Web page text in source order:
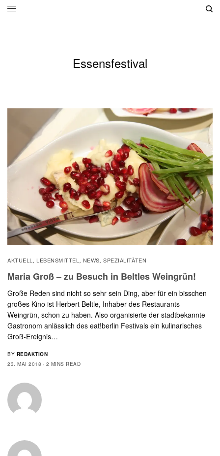
Essensfestival
AKTUELL, LEBENSMITTEL, NEWS, SPEZIALITÄTEN
Maria Groß – zu Besuch in Beltles Weingrün!
Große Reden sind nicht so sehr sein Ding, aber für ein bisschen
großes Kino ist Herbert Beltle, Inhaber des Restaurants
Weingrün, schon zu haben. Also organisierte der stadtbekannte
Gastronom anlässlich des eat!berlin Festivals ein kulinarisches
Groß-Ereignis…
BY REDAKTION
23. MAI 2018
2 MINS READ